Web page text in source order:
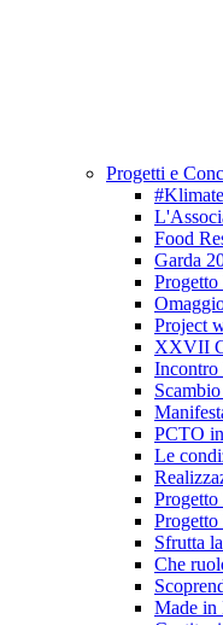
Progetti e
Food
Garda
Project
XXVII
Incontro
PCTO
Le
Sfrutta
Che
Made in